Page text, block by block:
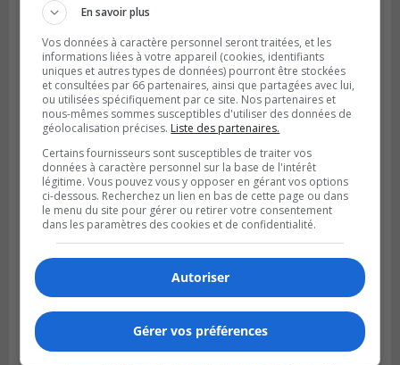
LONGUEUIL
Publié le 6 août 2026 à 05h11
Une poussée tardive propulse les Ducs
vers la victoire à Laval
En savoir plus
Vos données à caractère personnel seront traitées, et les
informations liées à votre appareil (cookies, identifiants
uniques et autres types de données) pourront être stockées
et consultées par 66 partenaires, ainsi que partagées avec lui,
ou utilisées spécifiquement par ce site. Nos partenaires et
nous-mêmes sommes susceptibles d'utiliser des données de
géolocalisation précises. Liste des partenaires.
Certains fournisseurs sont susceptibles de traiter vos
données à caractère personnel sur la base de l'intérêt
légitime. Vous pouvez vous y opposer en gérant vos options
ci-dessous. Recherchez un lien en bas de cette page ou dans
le menu du site pour gérer ou retirer votre consentement
dans les paramètres des cookies et de confidentialité.
Autoriser
Gérer vos préférences